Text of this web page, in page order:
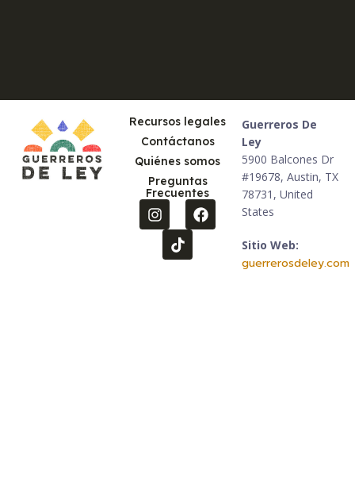
Recursos legales
Contáctanos
Quiénes somos
Preguntas
Frecuentes
Guerreros De
Ley
5900 Balcones Dr
#19678, Austin, TX
78731, United
States
Sitio Web:
guerrerosdeley.com